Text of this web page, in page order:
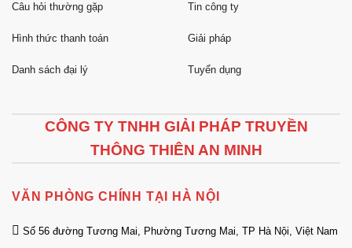
Câu hỏi thường gặp
Hình thức thanh toán
Danh sách đại lý
Tin công ty
Giải pháp
Tuyển dụng
CÔNG TY TNHH GIẢI PHÁP TRUYỀN
THÔNG THIÊN AN MINH
VĂN PHÒNG CHÍNH TẠI HÀ NỘI
Số 56 đường Tương Mai, Phường Tương Mai, TP Hà Nội, Việt Nam